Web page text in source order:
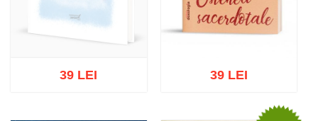
39 LEI 39 LEI